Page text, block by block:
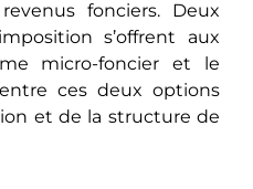
fonciers. Deux
s’offrent aux
micro-foncier et le
ces deux options
et de la structure de